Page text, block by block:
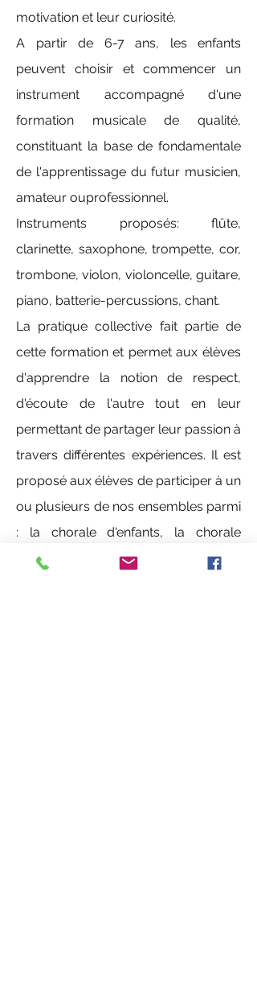
motivation et leur curiosité.
A partir de 6-7 ans, les enfants
peuvent choisir et commencer un
instrument accompagné d'une
formation musicale de qualité,
constituant la base de fondamentale
de l'apprentissage du futur musicien,
amateur ouprofessionnel.
Instruments proposés: flûte,
clarinette, saxophone, trompette, cor,
trombone, violon, violoncelle, guitare,
piano, batterie-percussions, chant.
La pratique collective fait partie de
cette formation et permet aux élèves
d'apprendre la notion de respect,
d'écoute de l'autre tout en leur
permettant de partager leur passion à
travers différentes expériences. Il est
proposé aux élèves de participer à un
ou plusieurs de nos ensembles parmi
: la chorale d'enfants, la chorale
d'ados, l'orchestre junior, l'harmonie,